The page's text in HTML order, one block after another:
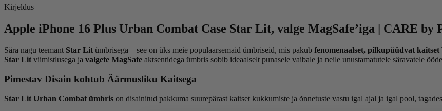
Kirjeldus
Apple iPhone 16 Plus Urban Combat Case Star Lit, valge MagSafe’iga | CARE by
Sära nagu teemant Star Lit ümbrisega – see on üks meie populaarsemaid ümbriseid, mis pakub fenomenaalset, pilkupüüdvat kaitset
Star Lit viimistlusega ja valgete MagSafe aktsentidega ümbris sobib ideaalselt punasele vaibale ja neile unustamatutele säravatele
Pimestav Disain kohtub Äärmusliku Kaitsega
Star Lit Urban Combat ümbris on disainitud pakkuma suurepärast kaitset kukkumiste ja õnnetuste vastu igal ajal ja igal pool,